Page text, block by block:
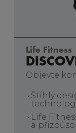
Life Fitness
Objevte
Štíhlý
Life
a